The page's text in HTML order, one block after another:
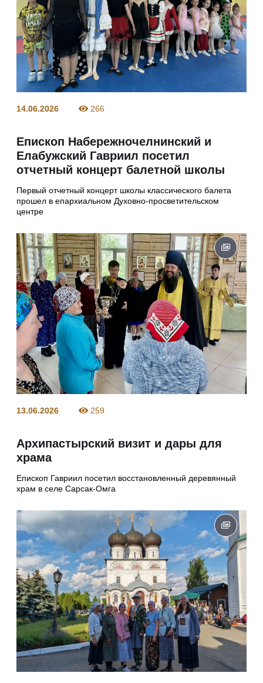
14.06.2026 266
Епископ Набережночелнинский и
Елабужский Гавриил посетил
отчетный концерт балетной школы
Первый отчетный концерт школы классического балета
прошел в епархиальном Духовно‑просветительском
центре
13.06.2026 259
Архипастырский визит и дары для
храма
Епископ Гавриил посетил восстановленный деревянный
храм в селе Сарсак-Омга